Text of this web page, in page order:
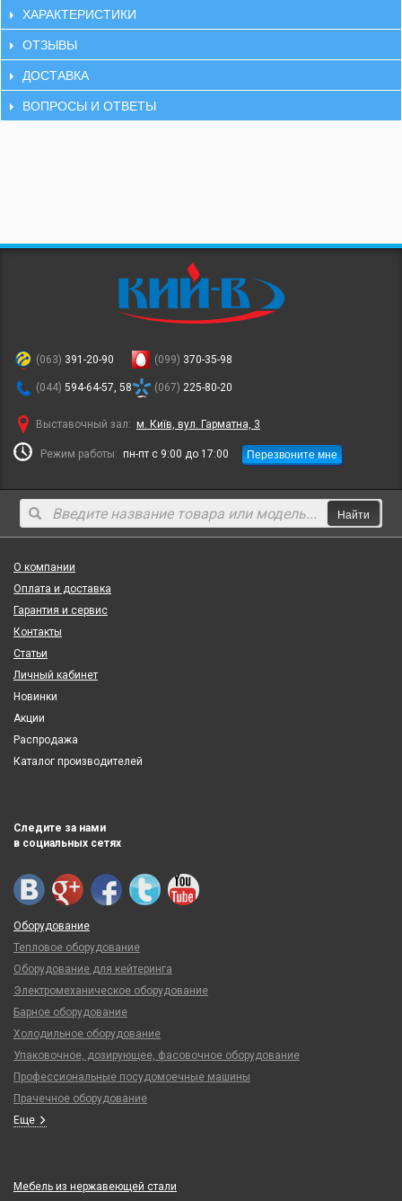
ХАРАКТЕРИСТИКИ
ОТЗЫВЫ
ДОСТАВКА
ВОПРОСЫ И ОТВЕТЫ
(063) 391-20-90
(044) 594-64-57, 58
(099) 370-35-98
(067) 225-80-20
Выставочный зал: м. Київ, вул. Гарматна, 3
Режим работы: пн-пт с 9:00 до 17:00 Перезвоните мне
Найти
О компании
Оплата и доставка
Гарантия и сервис
Контакты
Статьи
Личный кабинет
Новинки
Акции
Распродажа
Каталог производителей
Следите за нами
в социальных сетях
Оборудование
Тепловое оборудование
Оборудование для кейтеринга
Электромеханическое оборудование
Барное оборудование
Холодильное оборудование
Упаковочное, дозирующее, фасовочное оборудование
Профессиональные посудомоечные машины
Прачечное оборудование
Еще
Мебель из нержавеющей стали